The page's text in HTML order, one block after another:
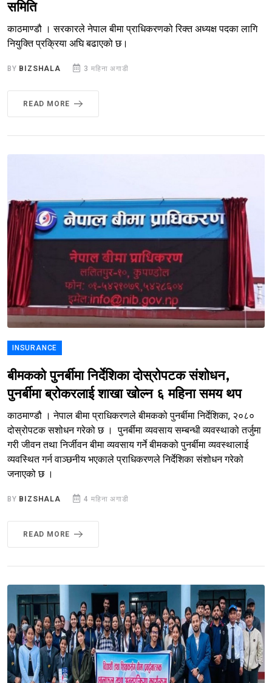
समिति
काठमाण्डौ । सरकारले नेपाल बीमा प्राधिकरणको रिक्त अध्यक्ष पदका लागि
नियुक्ति प्रक्रिया अघि बढाएको छ।
BY BIZSHALA 3 महिना अगाडी
READ MORE
INSURANCE
बीमकको पुनर्बीमा निर्देशिका दोस्रोपटक संशोधन,
पुनर्बीमा ब्रोकरलाई शाखा खोल्न ६ महिना समय थप
काठमाण्डौ । नेपाल बीमा प्राधिकरणले बीमकको पुनर्बीमा निर्देशिका, २०८०
दोस्रोपटक सशोधन गरेको छ । पुनर्बीमा व्यवसाय सम्बन्धी व्यवस्थाको तर्जुमा
गरी जीवन तथा निर्जीवन बीमा व्यवसाय गर्ने बीमकको पुनर्बीमा व्यवस्थालाई
व्यवस्थित गर्न वाञ्छनीय भएकाले प्राधिकरणले निर्देशिका संशोधन गरेको
जनाएको छ ।
BY BIZSHALA 4 महिना अगाडी
READ MORE